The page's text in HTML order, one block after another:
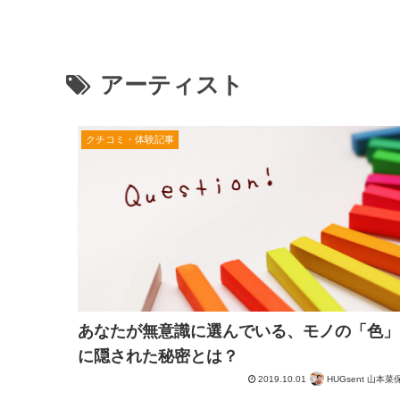
アーティスト
クチコミ・体験記事
あなたが無意識に選んでいる、モノの「色」
に隠された秘密とは？
2019.10.01 HUGsent 山本菜